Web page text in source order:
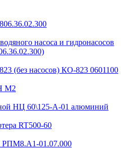
насоса и гидронасосов
(без насосов) КО-823 0601100
М2
НЦ 60\125-А-01 алюминий
RT500-60
РПМ8.А1-01.07.000